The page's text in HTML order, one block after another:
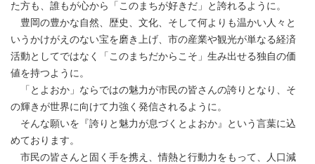
た方も、誰もが心から「このまちが好きだ」と誇れるように。
豊岡の豊かな自然、歴史、文化、そして何よりも温かい人々と
いうかけがえのない宝を磨き上げ、市の産業や観光が単なる経済
活動としてではなく「このまちだからこそ」生み出せる独自の価
値を持つように。
「とよおか」ならではの魅力が市民の皆さんの誇りとなり、そ
の輝きが世界に向けて力強く発信されるように。
そんな願いを『誇りと魅力が息づくとよおか』という言葉に込
めております。
市民の皆さんと固く手を携え、情熱と行動力をもって、人口減